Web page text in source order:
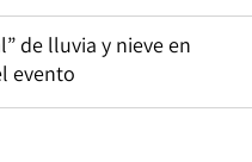
de lluvia y nieve en
evento